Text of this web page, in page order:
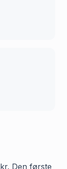
Den første